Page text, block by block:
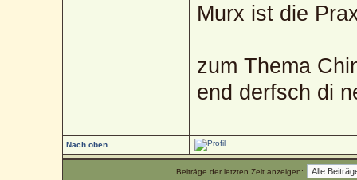
Murx ist die
zum Thema
end derfsch di
Nach oben
Beiträge der letzten Zeit anzeigen: